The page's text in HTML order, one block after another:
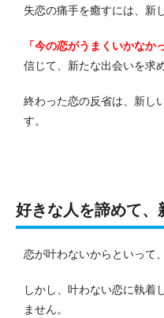
失恋の痛手を癒すには、新
「今の恋がうまくいかなか
信じて、新たな出会いを求
終わった恋の反省は、新し
す。
好きな人を諦めて、
恋が叶わないからといって
しかし、叶わない恋に執着
ません。